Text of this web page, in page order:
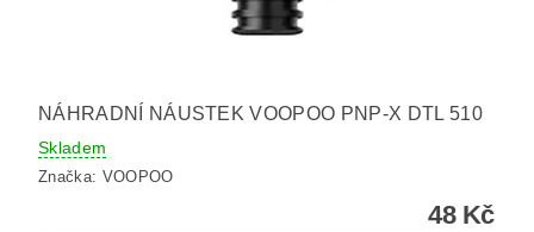
NÁHRADNÍ NÁUSTEK VOOPOO PNP-X DTL 510
Skladem
Značka: VOOPOO
48 Kč